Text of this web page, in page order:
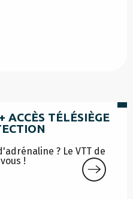
ACCÈS TÉLÉSIÈGE
? Le VTT de
!